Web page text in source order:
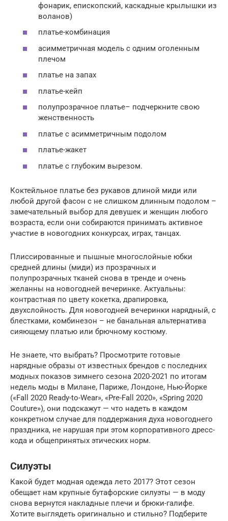
фонарик, епископский, каскадные крылышки из
воланов)
платье-комбинация
асимметричная модель с одним оголенным
плечом
платье на запах
платье-кейп
полупрозрачное платье– подчеркните свою
женственность
платье с асимметричным подолом
платье-жакет
платье с глубоким вырезом.
Коктейльное платье без рукавов длиной миди или
любой другой фасон с не слишком длинным подолом –
замечательный выбор для девушек и женщин любого
возраста, если они собираются принимать активное
участие в новогодних конкурсах, играх, танцах.
Плиссированные и пышные многослойные юбки
средней длины (миди) из прозрачных и
полупрозрачных тканей снова в тренде и очень
желанны на новогодней вечеринке. Актуальны:
контрастная по цвету кокетка, драпировка,
двухслойность. Для новогодней вечеринки нарядный, с
блестками, комбинезон – не банальная альтернатива
сияющему платью или брючному костюму.
Не знаете, что выбрать? Просмотрите готовые
нарядные образы от известных брендов с последних
модных показов зимнего сезона 2020-2021 по итогам
недель моды в Милане, Париже, Лондоне, Нью-Йорке
(«Fall 2020 Ready-to-Wear», «Pre-Fall 2020», «Spring 2020
Couture»), они подскажут — что надеть в каждом
конкретном случае для поддержания духа новогоднего
праздника, не нарушая при этом корпоративного дресс-
кода и общепринятых этических норм.
Силуэты
Какой будет модная одежда лето 2017? Этот сезон
обещает нам крупные бутафорские силуэты — в моду
снова вернутся накладные плечи и брюки-галифе.
Хотите выглядеть оригинально и стильно? Подберите